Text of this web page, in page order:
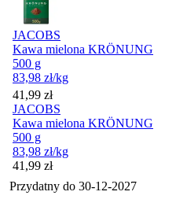
JACOBS
Kawa mielona KRÖNUNG
500 g
83,98 zł/kg
Cena
41,99 zł
JACOBS
Kawa mielona KRÖNUNG
500 g
83,98 zł/kg
Cena
41,99 zł
Przydatny do 30-12-2027